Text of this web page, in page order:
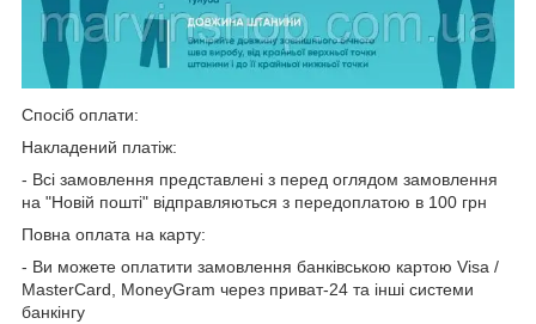
Спосіб оплати:
Накладений платіж:
- Всі замовлення представлені з перед оглядом замовлення
на "Новій пошті" відправляються з передоплатою в 100 грн
Повна оплата на карту:
- Ви можете оплатити замовлення банківською картою Visa /
MasterCard, MoneyGram через приват-24 та інші системи
банкінгу